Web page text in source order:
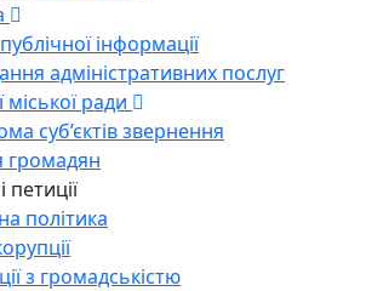
інформації
адміністративних послуг
міської ради
суб’єктів звернення
громадян
петиції
політика
з громадськістю